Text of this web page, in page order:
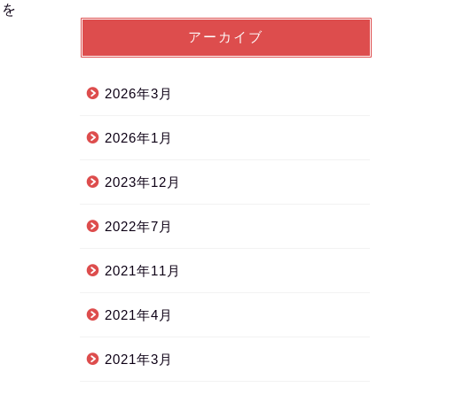
アーカイブ
2026年3月
2026年1月
2023年12月
2022年7月
2021年11月
2021年4月
2021年3月